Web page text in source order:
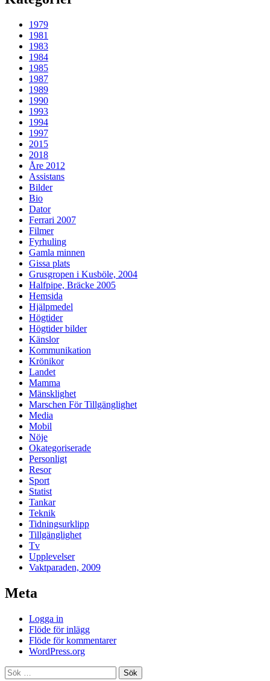
1979
1981
1983
1984
1985
1987
1989
1990
1993
1994
1997
2015
2018
Åre 2012
Assistans
Bilder
Bio
Dator
Ferrari 2007
Filmer
Fyrhuling
Gamla minnen
Gissa plats
Grusgropen i Kusböle, 2004
Halfpipe, Bräcke 2005
Hemsida
Hjälpmedel
Högtider
Högtider bilder
Känslor
Kommunikation
Krönikor
Landet
Mamma
Mänsklighet
Marschen För Tillgänglighet
Media
Mobil
Nöje
Okategoriserade
Personligt
Resor
Sport
Statist
Tankar
Teknik
Tidningsurklipp
Tillgänglighet
Tv
Upplevelser
Vaktparaden, 2009
Meta
Logga in
Flöde för inlägg
Flöde för kommentarer
WordPress.org
Sök